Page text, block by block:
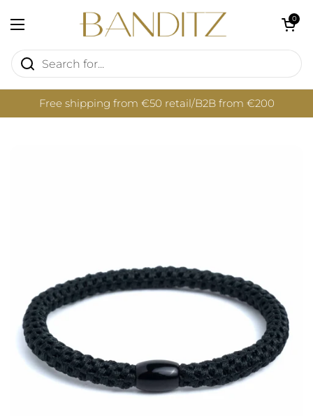
Open menu
Open cart
0
Free shipping from €50 retail/B2B from €200